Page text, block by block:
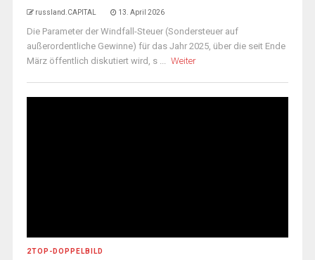
russland.CAPITAL 13. April 2026
Die Parameter der Windfall-Steuer (Sondersteuer auf
außerordentliche Gewinne) für das Jahr 2025, über die seit Ende
März öffentlich diskutiert wird, s ... Weiter
2TOP-DOPPELBILD